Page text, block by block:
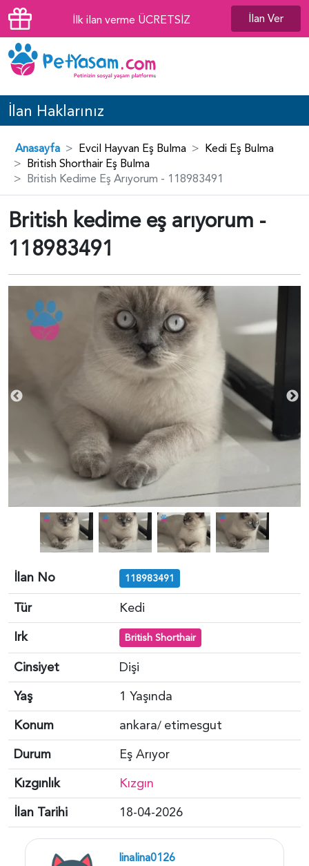
İlk ilan verme ÜCRETSİZ İlan Ver
İlan Haklarınız
Anasayfa Evcil Hayvan Eş Bulma
Kedi Eş Bulma
British Shorthair Eş Bulma
British Kedime Eş Arıyorum - 118983491
British kedime eş arıyorum -
118983491
İlan No 118983491
Tür
Kedi
Irk
British Shorthair
Cinsiyet
Dişi
Yaş
1 Yaşında
Konum
ankara/ etimesgut
Durum
Eş Arıyor
Kızgınlık
Kızgın
İlan Tarihi
18-04-2026
linalina0126